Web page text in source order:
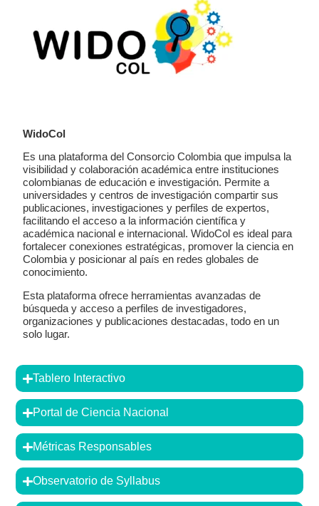
WidoCol
Es una plataforma del Consorcio Colombia que impulsa la
visibilidad y colaboración académica entre instituciones
colombianas de educación e investigación. Permite a
universidades y centros de investigación compartir sus
publicaciones, investigaciones y perfiles de expertos,
facilitando el acceso a la información científica y
académica nacional e internacional. WidoCol es ideal para
fortalecer conexiones estratégicas, promover la ciencia en
Colombia y posicionar al país en redes globales de
conocimiento.
Esta plataforma ofrece herramientas avanzadas de
búsqueda y acceso a perfiles de investigadores,
organizaciones y publicaciones destacadas, todo en un
solo lugar.
Tablero Interactivo
Portal de Ciencia Nacional
Métricas Responsables
Observatorio de Syllabus